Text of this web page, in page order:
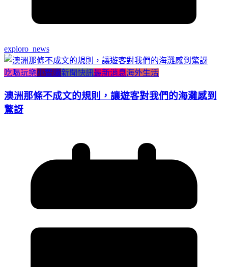
exploro_news
吃喝玩樂小智識新聞快訊最新消息海外生活
澳洲那條不成文的規則，讓遊客對我們的海灘感到
驚訝